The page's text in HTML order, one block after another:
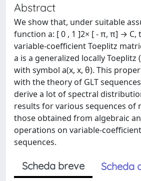
Abstract
We show that, under suitable
function a: [ 0 , 1 ]2× [ - π, π] → C,
variable-coefficient Toeplitz
a is a generalized locally Toeplitz
with symbol a(x, x, θ). This
with the theory of GLT
derive a lot of spectral
results for various sequences of
those obtained from algebraic
operations on variable-
sequences.
Scheda breve
Scheda